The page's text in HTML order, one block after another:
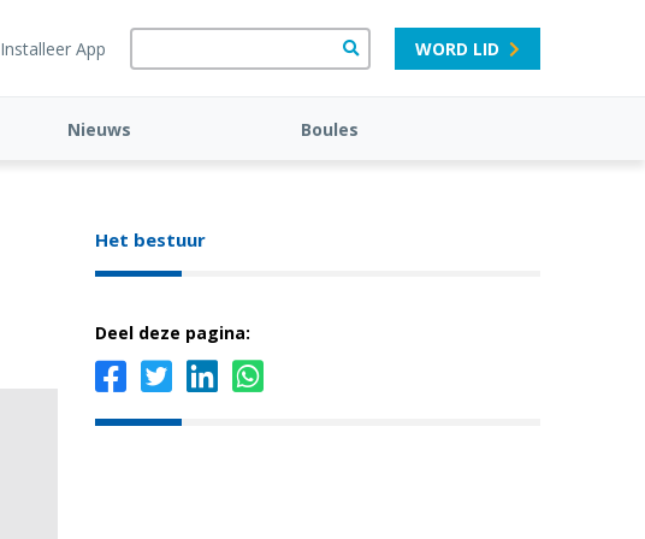
Installeer App WORD LID
Nieuws Boules
Het bestuur
Deel deze pagina: